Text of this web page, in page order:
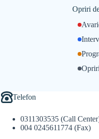
Opriri
Telefon
0311303535 (Call
004 0245611774 (Fax)